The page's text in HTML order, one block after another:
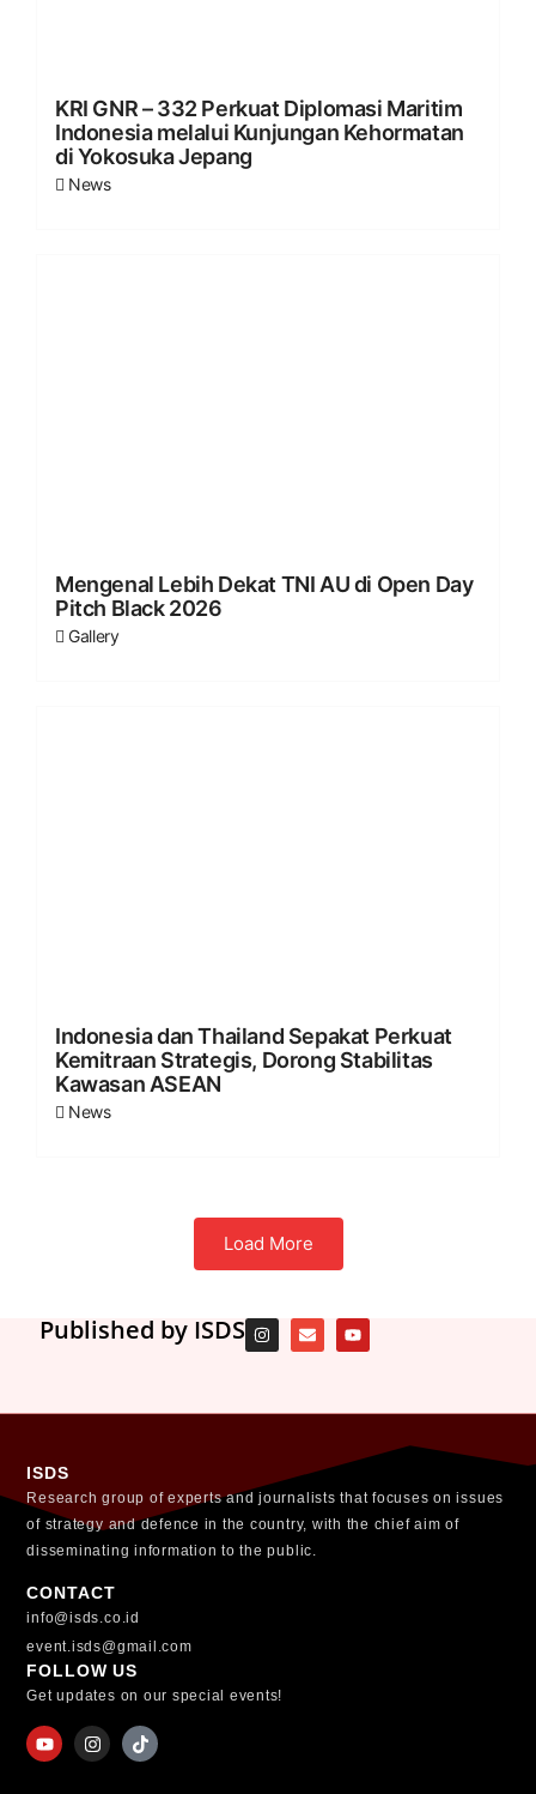
KRI GNR – 332 Perkuat Diplomasi Maritim
Indonesia melalui Kunjungan Kehormatan
di Yokosuka Jepang
News
Mengenal Lebih Dekat TNI AU di Open Day
Pitch Black 2026
Gallery
Indonesia dan Thailand Sepakat Perkuat
Kemitraan Strategis, Dorong Stabilitas
Kawasan ASEAN
News
Load More
Published by ISDS
ISDS
Research group of experts and journalists that focuses on issues
of strategy and defence in the country, with the chief aim of
disseminating information to the public.
CONTACT
info@isds.co.id
event.isds@gmail.com
FOLLOW US
Get updates on our special events!